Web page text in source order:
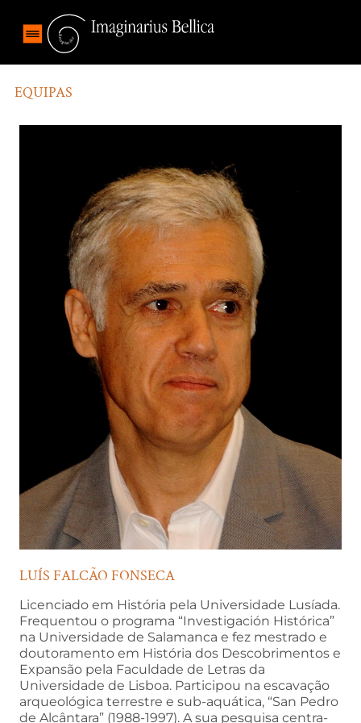
EQUIPAS
LUÍS FALCÃO FONSECA
Licenciado em História pela Universidade Lusíada.
Frequentou o programa “Investigación Histórica”
na Universidade de Salamanca e fez mestrado e
doutoramento em História dos Descobrimentos e
Expansão pela Faculdade de Letras da
Universidade de Lisboa. Participou na escavação
arqueológica terrestre e sub-aquática, “San Pedro
de Alcântara” (1988-1997). A sua pesquisa centra-